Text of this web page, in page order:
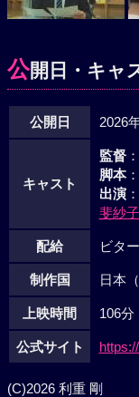
公開日・キャ
公開日 2026
キャスト
監督：
脚本：
出演：
斐紗子
配給 ビタ
制作国 日本
上映時間 106分
公式サイト
(C)2026 利重 剛